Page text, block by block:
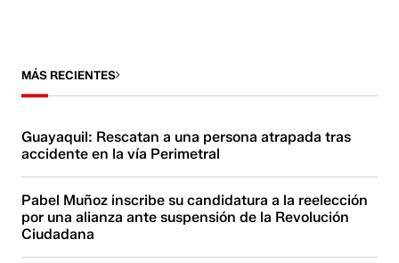
MÁS RECIENTES
Guayaquil: Rescatan a una persona atrapada tras
accidente en la vía Perimetral
Pabel Muñoz inscribe su candidatura a la reelección
por una alianza ante suspensión de la Revolución
Ciudadana